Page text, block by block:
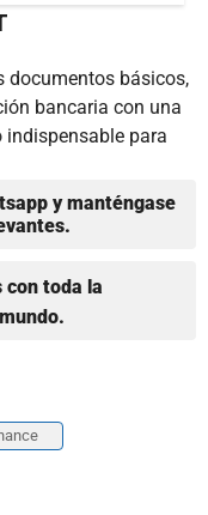
documentos básicos,
bancaria con una
para
y manténgase
toda la